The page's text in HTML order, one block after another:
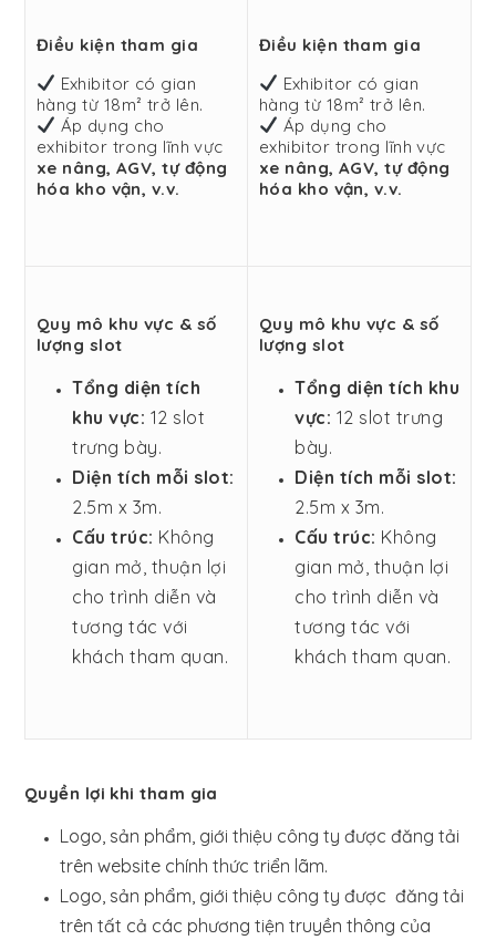
Điều kiện tham gia
Exhibitor có gian
hàng từ 18m² trở lên.
Áp dụng cho
exhibitor trong lĩnh vực
xe nâng, AGV, tự động
hóa kho vận, v.v.
Điều kiện tham gia
Exhibitor có gian
hàng từ 18m² trở lên.
Áp dụng cho
exhibitor trong lĩnh vực
xe nâng, AGV, tự động
hóa kho vận, v.v.
Quy mô khu vực & số
lượng slot
Tổng diện tích
khu vực: 12 slot
trưng bày.
Diện tích mỗi slot:
2.5m x 3m.
Cấu trúc: Không
gian mở, thuận lợi
cho trình diễn và
tương tác với
khách tham quan.
Quy mô khu vực & số
lượng slot
Tổng diện tích khu
vực: 12 slot trưng
bày.
Diện tích mỗi slot:
2.5m x 3m.
Cấu trúc: Không
gian mở, thuận lợi
cho trình diễn và
tương tác với
khách tham quan.
Quyền lợi khi tham gia
Logo, sản phẩm, giới thiệu công ty được đăng tải
trên website chính thức triển lãm.
Logo, sản phẩm, giới thiệu công ty được đăng tải
trên tất cả các phương tiện truyền thông của